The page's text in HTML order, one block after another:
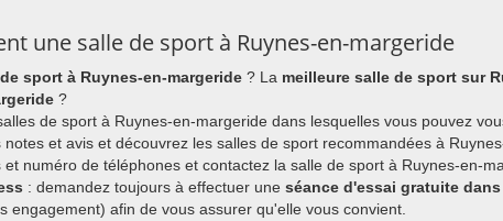
une salle de sport à Ruynes-en-margeride
sport à Ruynes-en-margeride ? La meilleure salle de sport sur
?
de sport à Ruynes-en-margeride dans lesquelles vous pouvez
et avis et découvrez les salles de sport recommandées à
numéro de téléphones et contactez la salle de sport à Ruynes-en-
: demandez toujours à effectuer une séance d'essai gratuite
engagement) afin de vous assurer qu'elle vous convient.